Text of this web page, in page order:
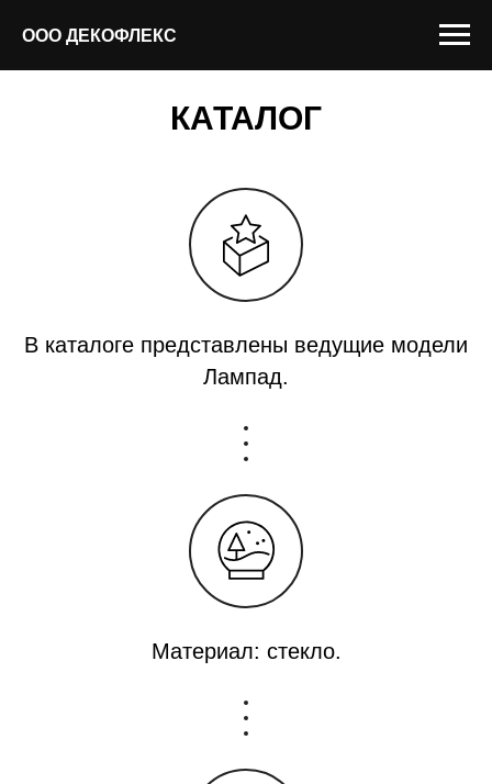
ООО ДЕКОФЛЕКС
КАТАЛОГ
В каталоге представлены ведущие модели
Лампад.
Материал: стекло.